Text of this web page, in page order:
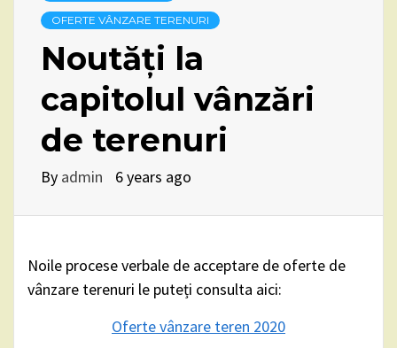
OFERTE VÂNZARE TERENURI
Noutăți la
capitolul vânzări
de terenuri
By admin 6 years ago
Noile procese verbale de acceptare de oferte de
vânzare terenuri le puteți consulta aici:
Oferte vânzare teren 2020